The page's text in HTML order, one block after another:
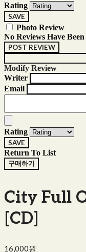
Rating
SAVE
Photo Review
No Reviews Have
POST REVIEW
Modify Review
Writer
Email
Rating
SAVE
Return To List
구매하기
City Full
[CD]
16,000원